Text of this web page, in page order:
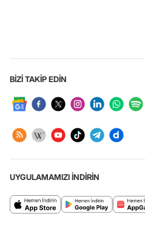
BİZİ TAKİP EDİN
UYGULAMAMIZI İNDİRİN